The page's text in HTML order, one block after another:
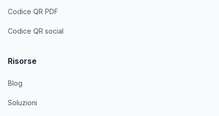
Codice QR PDF
Codice QR social
Risorse
Blog
Soluzioni